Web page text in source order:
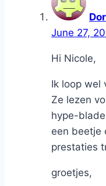
June 27,
Hi Nicole,
Ik loop wel
Ze lezen
hype-
een beetje
prestaties
groetjes,